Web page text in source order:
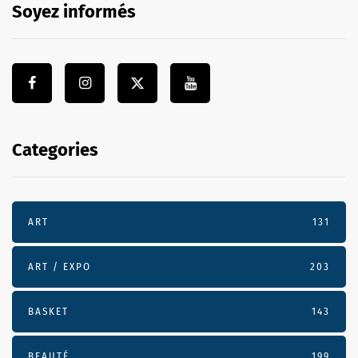
Soyez informés
Categories
ART 131
ART / EXPO 203
BASKET 143